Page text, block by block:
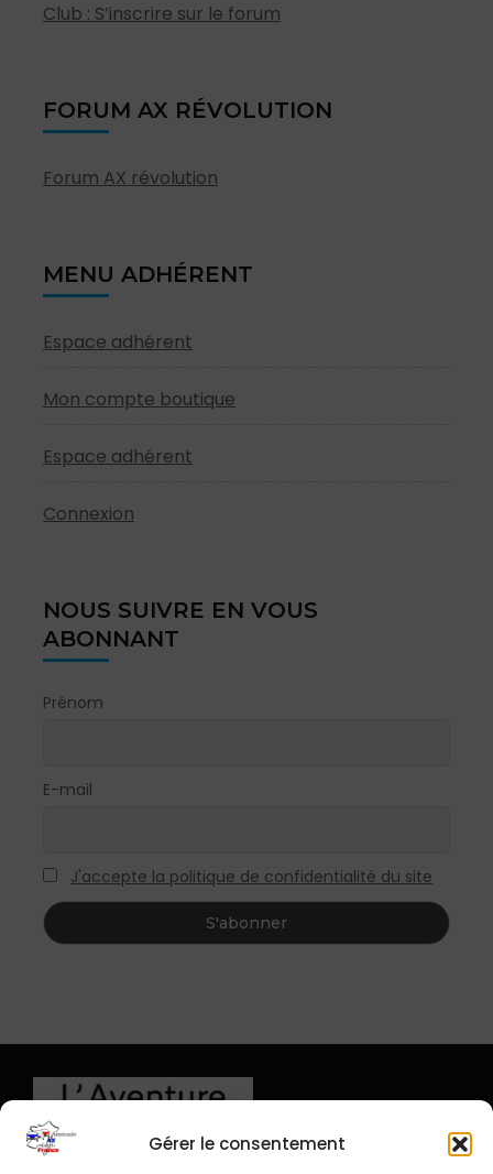
Gérer le consentement
Club : S’inscrire sur le forum
FORUM AX RÉVOLUTION
Forum AX révolution
MENU ADHÉRENT
Espace adhérent
Mon compte boutique
Espace adhérent
Connexion
NOUS SUIVRE EN VOUS
ABONNANT
Prénom
E-mail
J'accepte la politique de confidentialité du site